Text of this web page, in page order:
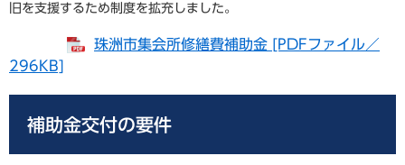
旧を支援するため制度を拡充しました。
珠洲市集会所修繕費補助金 [PDFファイル／
296KB]
補助金交付の要件